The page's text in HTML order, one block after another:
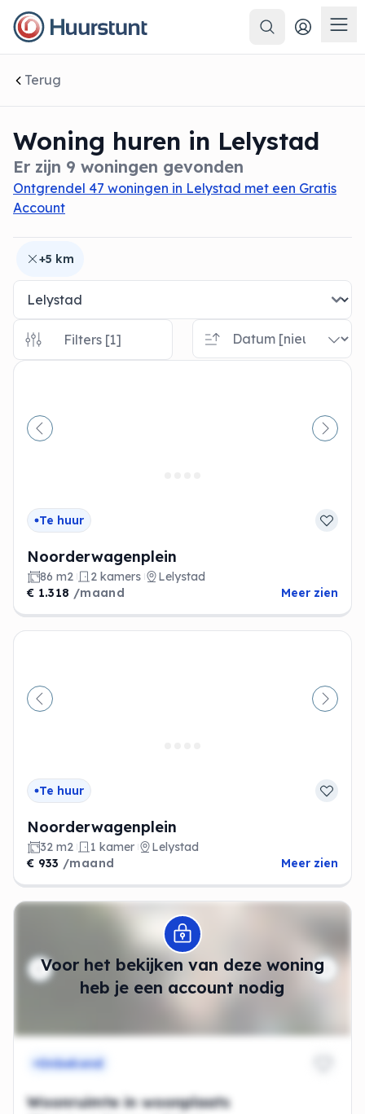
Zoeken
Terug
Woning huren in Lelystad
Er zijn 9 woningen gevonden
Ontgrendel 47 woningen in Lelystad met een Gratis
Account
sluiten
+5 km
Filters [1]
Vorige
Te huur
Noorderwagenplein
86 m2 2 kamers
Lelystad
€ 1.318 /maand Meer zien
Vorige
Te huur
Noorderwagenplein
32 m2 1 kamer
Lelystad
€ 933 /maand Meer zien
Voor het bekijken van deze woning
heb je een account nodig
Modal openen
Onbekend
Woonruimte in woonplaats